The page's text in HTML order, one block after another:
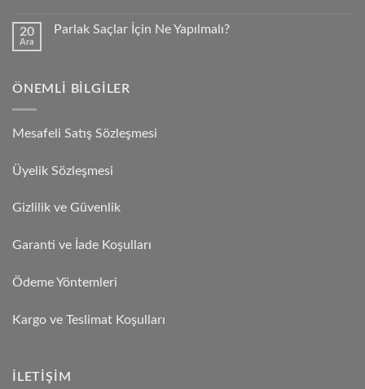
20
Ara
Parlak Saçlar İçin Ne Yapılmalı?
ÖNEMLI BILGILER
Mesafeli Satış Sözleşmesi
Üyelik Sözleşmesi
Gizlilik ve Güvenlik
Garanti ve İade Koşulları
Ödeme Yöntemleri
Kargo ve Teslimat Koşulları
İLETIŞIM